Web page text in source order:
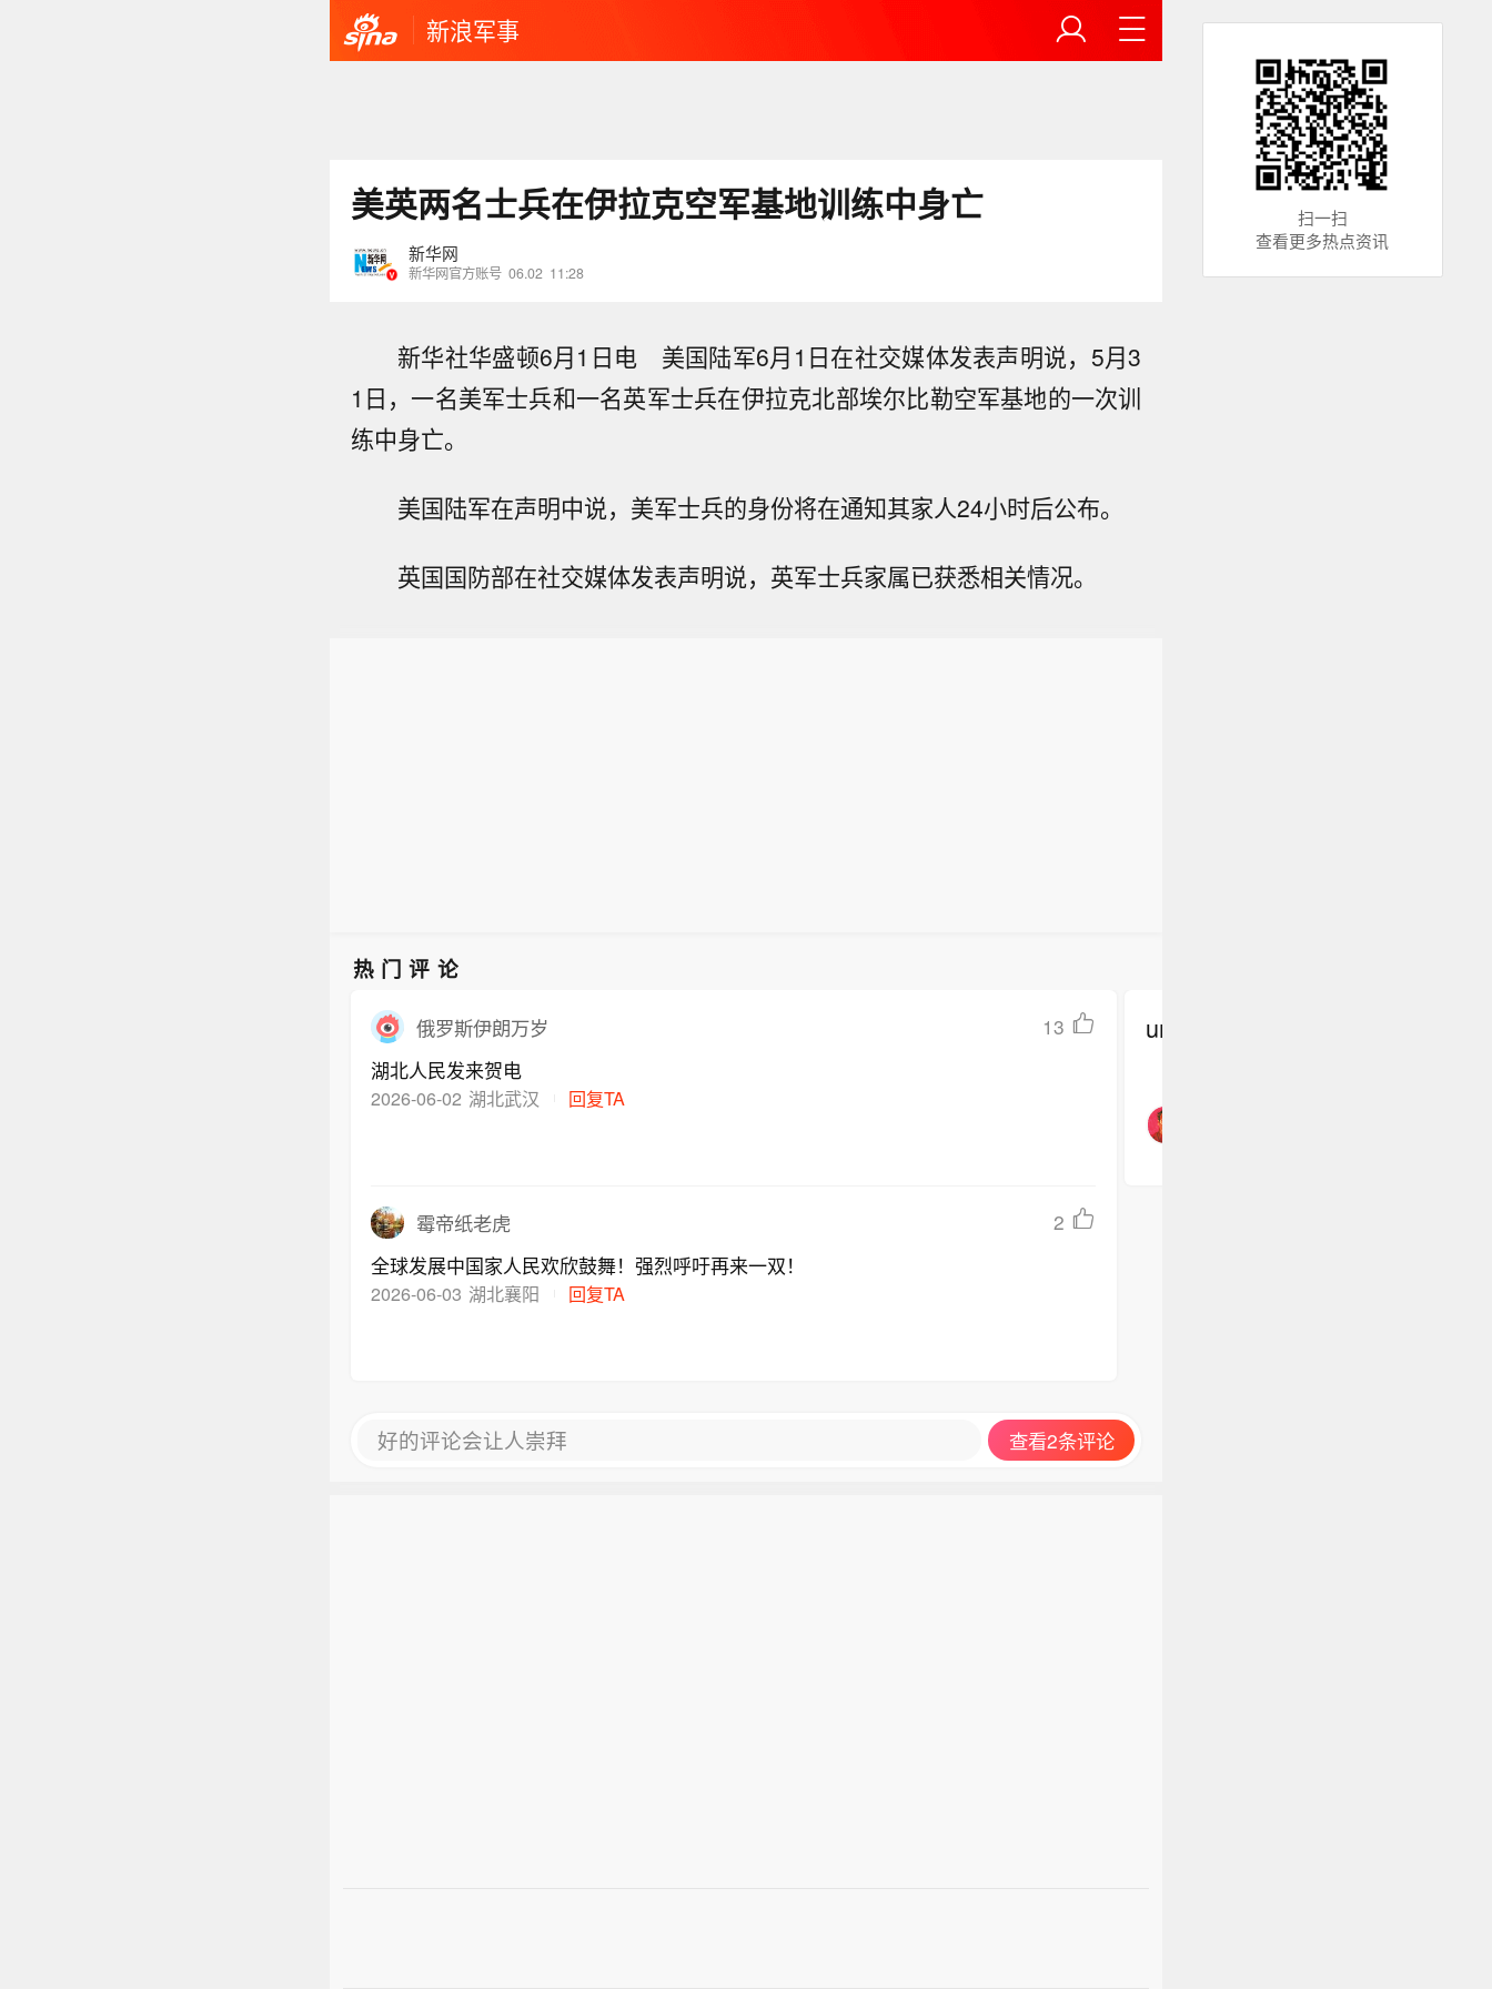
新浪军事
美英两名士兵在伊拉克空军基地训练中身亡
新华网
新华网官方账号 06.02 11:28
新华社华盛顿6月1日电 美国陆军6月1日在社交媒体发表声明说，5月3
1日，一名美军士兵和一名英军士兵在伊拉克北部埃尔比勒空军基地的一次训
练中身亡。
美国陆军在声明中说，美军士兵的身份将在通知其家人24小时后公布。
英国国防部在社交媒体发表声明说，英军士兵家属已获悉相关情况。
热门评论
俄罗斯伊朗万岁
13
湖北人民发来贺电
2026-06-02 湖北武汉 回复TA
霉帝纸老虎
2
全球发展中国家人民欢欣鼓舞！强烈呼吁再来一双！
2026-06-03 湖北襄阳 回复TA
undefined
好的评论会让人崇拜 查看2条评论
扫一扫
查看更多热点资讯